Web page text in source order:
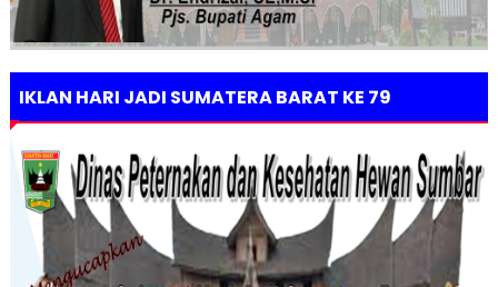
IKLAN HARI JADI SUMATERA BARAT KE 79